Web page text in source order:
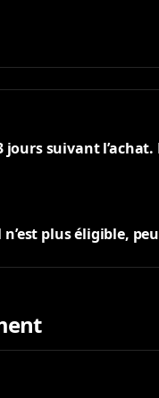
suivant
plus éligible,